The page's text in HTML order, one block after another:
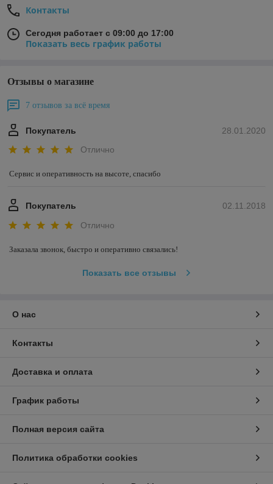
О компании
Компания «Мир Этикетки»
текстиля и упаковки. Мы создаем
решения, которые усиливают бренд и
делают продукцию узнаваемой.
Работаем с современными материалами,
все требования заказчика — от идеи до
Контакты
Сегодня работает с 09:00 до 17:00
Показать весь график работы
Отзывы о магазине
7 отзывов за всё время
28.01.2020
Покупатель
Отлично
Сервис и оперативность на высоте, спасибо
02.11.2018
Покупатель
Отлично
Заказала звонок, быстро и оперативно связались!
Показать все отзывы
О нас
Контакты
Доставка и оплата
График работы
Полная версия сайта
Политика обработки cookies